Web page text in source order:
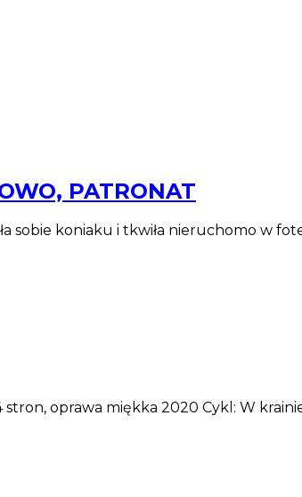
PATRONAT
sobie koniaku i tkwiła nieruchomo w
oprawa miękka 2020 Cykl: W